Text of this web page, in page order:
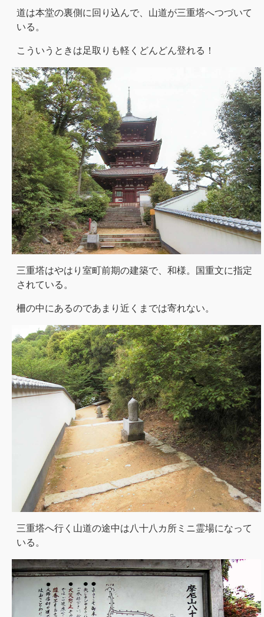
道は本堂の裏側に回り込んで、山道が三重塔へつづいて
いる。
こういうときは足取りも軽くどんどん登れる！
三重塔はやはり室町前期の建築で、和様。国重文に指定
されている。
柵の中にあるのであまり近くまでは寄れない。
三重塔へ行く山道の途中は八十八カ所ミニ霊場になって
いる。